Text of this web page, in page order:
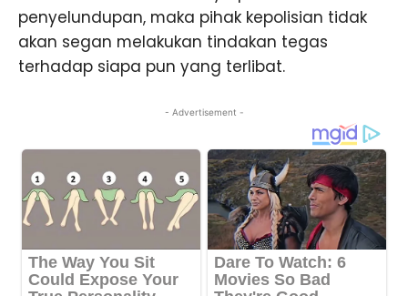
penyelundupan, maka pihak kepolisian tidak
akan segan melakukan tindakan tegas
terhadap siapa pun yang terlibat.
- Advertisement -